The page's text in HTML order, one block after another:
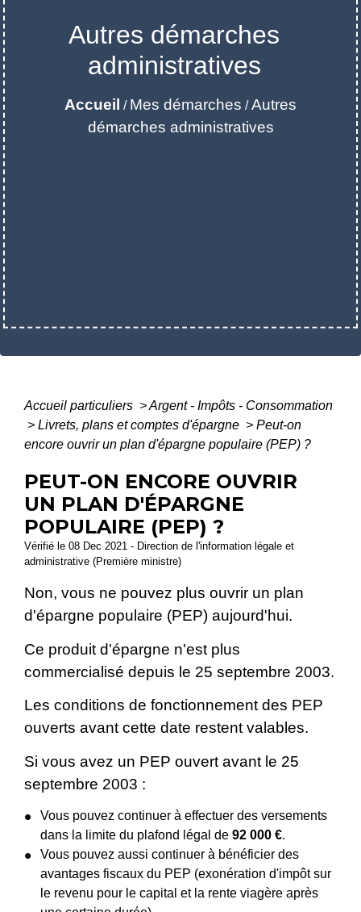
Autres démarches
administratives
Accueil / Mes démarches /Autres
démarches administratives
Accueil particuliers >Argent - Impôts - Consommation
> Livrets, plans et comptes d'épargne > Peut-on
encore ouvrir un plan d'épargne populaire (PEP) ?
PEUT-ON ENCORE OUVRIR
UN PLAN D'ÉPARGNE
POPULAIRE (PEP) ?
Vérifié le 08 Dec 2021 - Direction de l'information légale et
administrative (Première ministre)
Non, vous ne pouvez plus ouvrir un plan
d'épargne populaire (PEP) aujourd'hui.
Ce produit d'épargne n'est plus
commercialisé depuis le 25 septembre 2003.
Les conditions de fonctionnement des PEP
ouverts avant cette date restent valables.
Si vous avez un PEP ouvert avant le 25
septembre 2003 :
Vous pouvez continuer à effectuer des versements
dans la limite du plafond légal de 92 000 €.
Vous pouvez aussi continuer à bénéficier des
avantages fiscaux du PEP (exonération d'impôt sur
le revenu pour le capital et la rente viagère après